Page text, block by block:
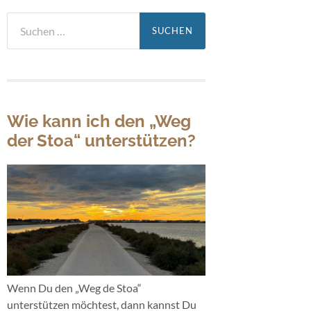
nach:
Wie kann ich den „Weg
der Stoa“ unterstützen?
Wenn Du den „Weg de Stoa“
unterstützen möchtest, dann kannst Du